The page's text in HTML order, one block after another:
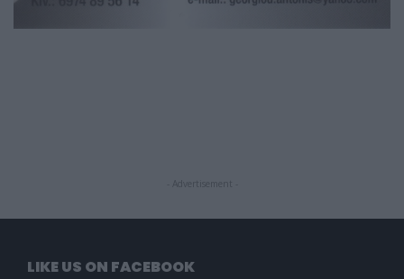
- Advertisement -
LIKE US ON FACEBOOK